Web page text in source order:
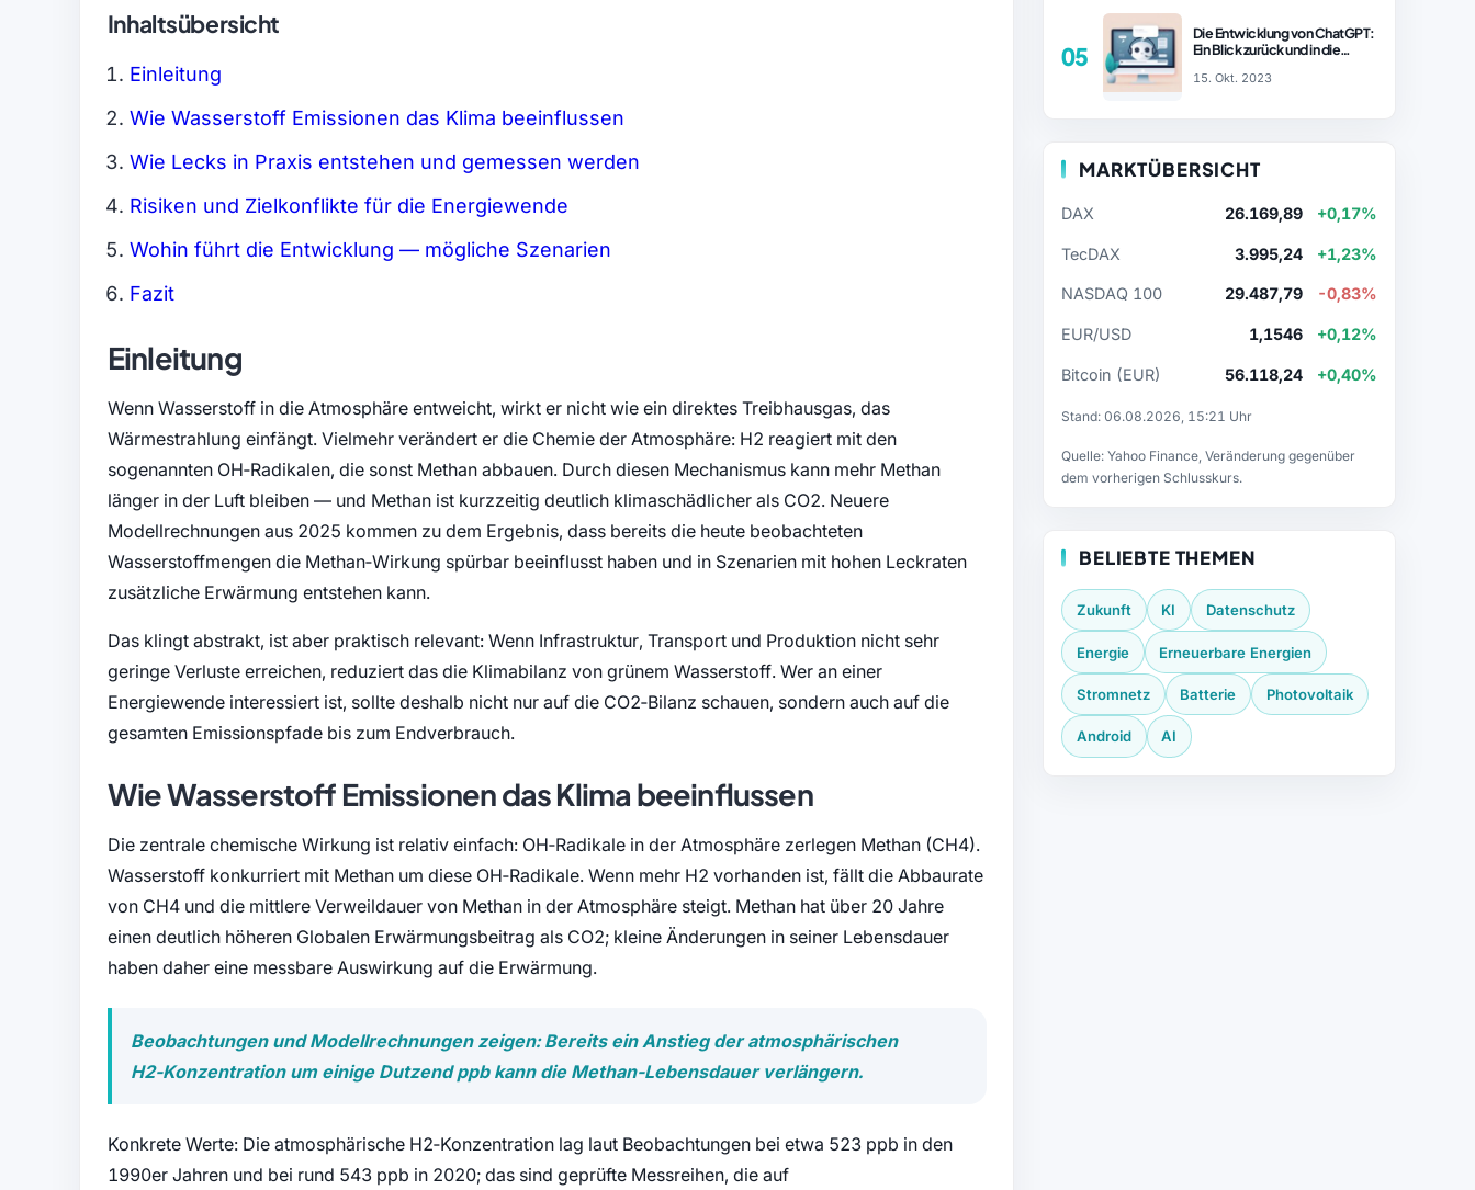
Inhaltsübersicht
Einleitung
Wie Wasserstoff Emissionen das Klima beeinflussen
Wie Lecks in Praxis entstehen und gemessen werden
Risiken und Zielkonflikte für die Energiewende
Wohin führt die Entwicklung — mögliche Szenarien
Fazit
Einleitung
Wenn Wasserstoff in die Atmosphäre entweicht, wirkt er nicht wie ein direktes Treibhausgas, das
Wärmestrahlung einfängt. Vielmehr verändert er die Chemie der Atmosphäre: H2 reagiert mit den
sogenannten OH‑Radikalen, die sonst Methan abbauen. Durch diesen Mechanismus kann mehr Methan
länger in der Luft bleiben — und Methan ist kurzzeitig deutlich klimaschädlicher als CO2. Neuere
Modellrechnungen aus 2025 kommen zu dem Ergebnis, dass bereits die heute beobachteten
Wasserstoffmengen die Methan‑Wirkung spürbar beeinflusst haben und in Szenarien mit hohen Leckraten
zusätzliche Erwärmung entstehen kann.
Das klingt abstrakt, ist aber praktisch relevant: Wenn Infrastruktur, Transport und Produktion nicht sehr
geringe Verluste erreichen, reduziert das die Klimabilanz von grünem Wasserstoff. Wer an einer
Energiewende interessiert ist, sollte deshalb nicht nur auf die CO2‑Bilanz schauen, sondern auch auf die
gesamten Emissionspfade bis zum Endverbrauch.
Wie Wasserstoff Emissionen das Klima beeinflussen
Die zentrale chemische Wirkung ist relativ einfach: OH‑Radikale in der Atmosphäre zerlegen Methan (CH4).
Wasserstoff konkurriert mit Methan um diese OH‑Radikale. Wenn mehr H2 vorhanden ist, fällt die Abbaurate
von CH4 und die mittlere Verweildauer von Methan in der Atmosphäre steigt. Methan hat über 20 Jahre
einen deutlich höheren Globalen Erwärmungsbeitrag als CO2; kleine Änderungen in seiner Lebensdauer
haben daher eine messbare Auswirkung auf die Erwärmung.
Beobachtungen und Modellrechnungen zeigen: Bereits ein Anstieg der atmosphärischen
H2‑Konzentration um einige Dutzend ppb kann die Methan‑Lebensdauer verlängern.
Konkrete Werte: Die atmosphärische H2‑Konzentration lag laut Beobachtungen bei etwa 523 ppb in den
1990er Jahren und bei rund 543 ppb in 2020; das sind geprüfte Messreihen, die auf
05
Die Entwicklung von ChatGPT:
Ein Blick zurück und in die
15. Okt. 2023
MARKTÜBERSICHT
DAX 26.169,89 +0,17%
TecDAX 3.995,24 +1,23%
NASDAQ 100 29.487,79 -0,83%
EUR/USD 1,1546 +0,12%
Bitcoin (EUR) 56.118,24 +0,40%
Stand: 06.08.2026, 15:21 Uhr
Quelle: Yahoo Finance, Veränderung gegenüber
dem vorherigen Schlusskurs.
BELIEBTE THEMEN
Zukunft KI Datenschutz
Energie Erneuerbare Energien
Stromnetz Batterie Photovoltaik
Android AI